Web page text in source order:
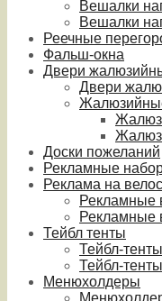
Вешалки
Вешалки
Реечные
Фальш-окна
Двери
Двери
Доски пожеланий
Рекламные
Реклама на
Рекламные
Рекламные
Тейбл тенты
Тейбл-
Тейбл-
Менюхолдеры